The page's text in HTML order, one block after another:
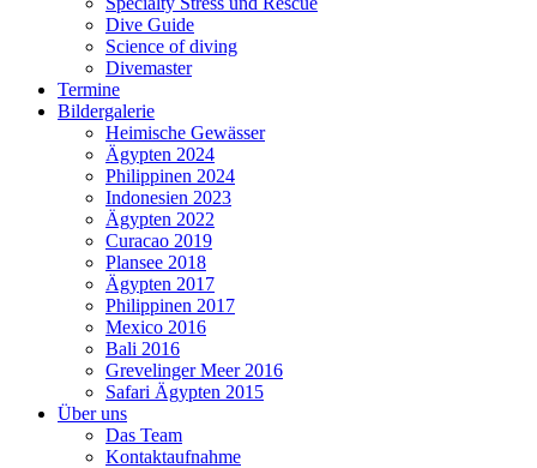
Dive Guide
Science of diving
Divemaster
Termine
Bildergalerie
Heimische Gewässer
Ägypten 2024
Philippinen 2024
Indonesien 2023
Ägypten 2022
Curacao 2019
Plansee 2018
Ägypten 2017
Philippinen 2017
Mexico 2016
Bali 2016
Grevelinger Meer 2016
Safari Ägypten 2015
Über uns
Das Team
Kontaktaufnahme